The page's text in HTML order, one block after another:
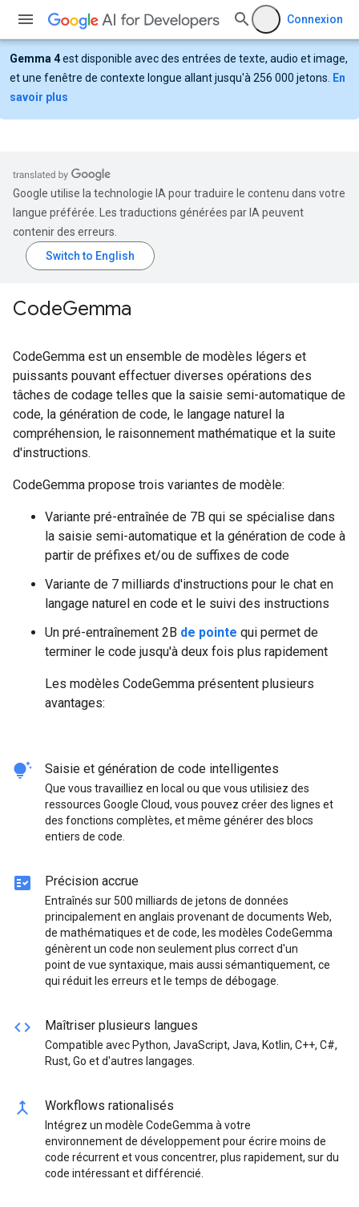
Connexion
Gemma 4est disponible avec des entrées de texte, audio et image,
et une fenêtre de contexte longue allant jusqu'à 256 000 jetons.
En
savoir plus
Google utilise la technologie IA pour traduire le contenu dans votre
langue préférée. Les traductions générées par IA peuvent
contenir des erreurs.
CodeGemma
CodeGemma est un ensemble de modèles légers et
puissants pouvant effectuer diverses opérations des
tâches de codage telles que la saisie semi-automatique de
code, la génération de code, le langage naturel la
compréhension, le raisonnement mathématique et la suite
d'instructions.
CodeGemma propose trois variantes de modèle:
Variante pré-entraînée de 7B qui se spécialise dans
la saisie semi-automatique et la génération de code à
partir de préfixes et/ou de suffixes de code
Variante de 7 milliards d'instructions pour le chat en
langage naturel en code et le suivi des instructions
Un pré-entraînement 2B de pointe qui permet de
terminer le code jusqu'à deux fois plus rapidement
Les modèles CodeGemma présentent plusieurs
avantages:
tips_and_updates Saisie et génération de code intelligentes
Que vous travailliez en local ou que vous utilisiez des
ressources Google Cloud, vous pouvez créer des lignes et
des fonctions complètes, et même générer des blocs
entiers de code.
fact_check Précision accrue
Entraînés sur 500 milliards de jetons de données
principalement en anglais provenant de documents Web,
de mathématiques et de code, les modèles CodeGemma
génèrent un code non seulement plus correct d'un
point de vue syntaxique, mais aussi sémantiquement, ce
qui réduit les erreurs et le temps de débogage.
code Maîtriser plusieurs langues
Compatible avec Python, JavaScript, Java, Kotlin, C++, C#,
Rust, Go et d'autres langages.
merge Workflows rationalisés
Intégrez un modèle CodeGemma à votre
environnement de développement pour écrire moins de
code récurrent et vous concentrer, plus rapidement, sur du
code intéressant et différencié.